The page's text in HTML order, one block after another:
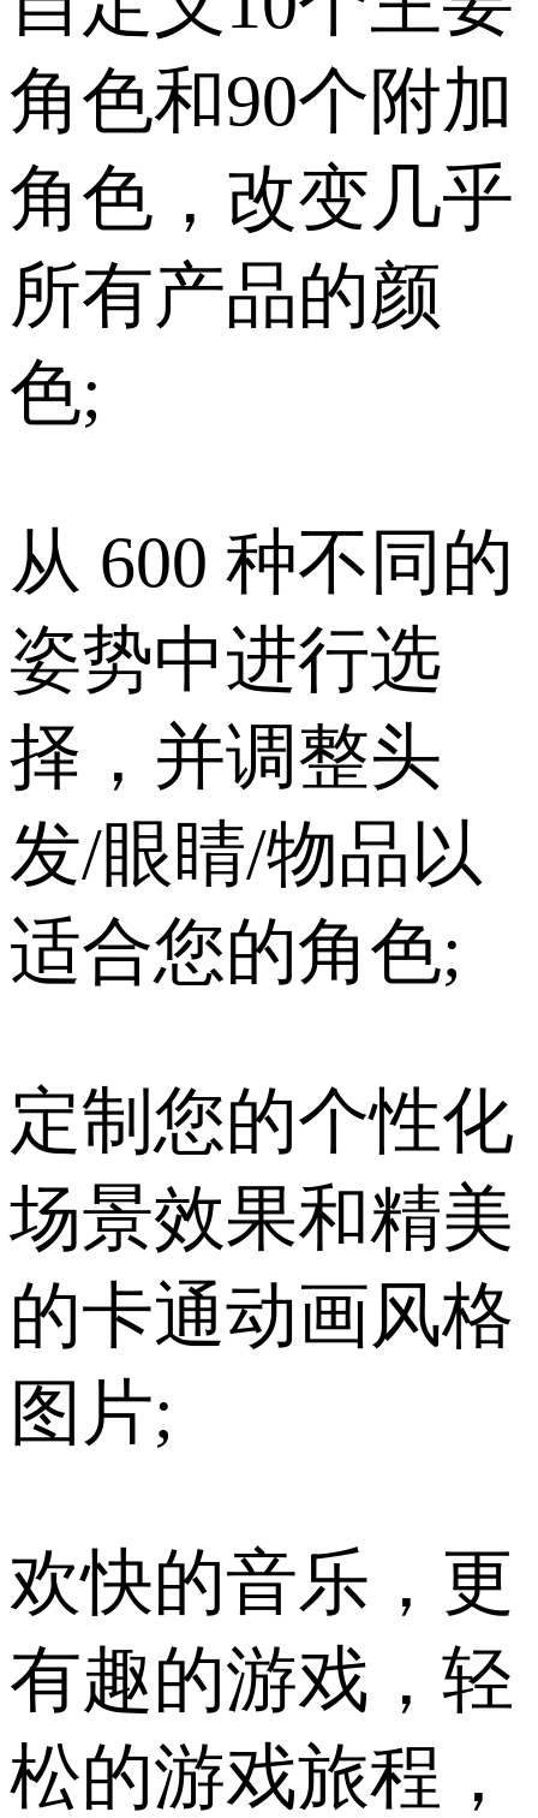
角色和90个附加
角色，改变几乎
所有产品的颜
色;
从 600 种不同的
姿势中进行选
择，并调整头
发/眼睛/物品以
适合您的角色;
定制您的个性化
场景效果和精美
的卡通动画风格
图片;
欢快的音乐，更
有趣的游戏，轻
松的游戏旅程，